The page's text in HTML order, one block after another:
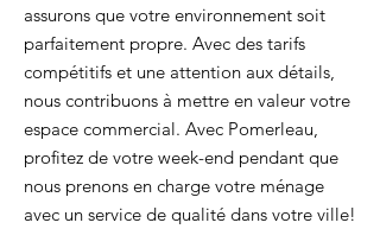
assurons que votre environnement soit
parfaitement propre. Avec des tarifs
compétitifs et une attention aux détails,
nous contribuons à mettre en valeur votre
espace commercial. Avec Pomerleau,
profitez de votre week-end pendant que
nous prenons en charge votre ménage
avec un service de qualité dans votre ville!